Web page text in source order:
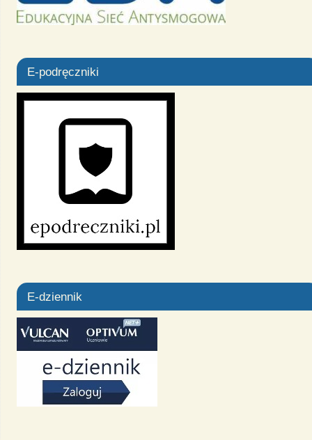
E-podręczniki
E-dziennik